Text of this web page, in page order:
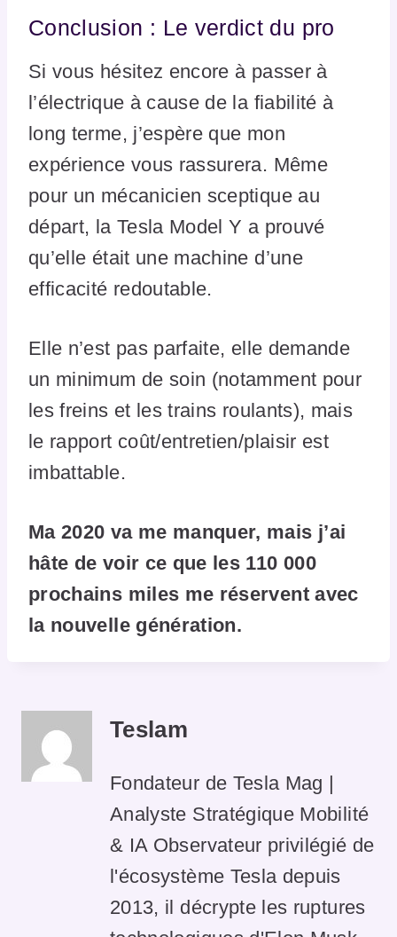
Conclusion : Le verdict du pro
Si vous hésitez encore à passer à
l’électrique à cause de la fiabilité à
long terme, j’espère que mon
expérience vous rassurera. Même
pour un mécanicien sceptique au
départ, la Tesla Model Y a prouvé
qu’elle était une machine d’une
efficacité redoutable.
Elle n’est pas parfaite, elle demande
un minimum de soin (notamment pour
les freins et les trains roulants), mais
le rapport coût/entretien/plaisir est
imbattable.
Ma 2020 va me manquer, mais j’ai
hâte de voir ce que les 110 000
prochains miles me réservent avec
la nouvelle génération.
Teslam
Fondateur de Tesla Mag |
Analyste Stratégique Mobilité
& IA Observateur privilégié de
l'écosystème Tesla depuis
2013, il décrypte les ruptures